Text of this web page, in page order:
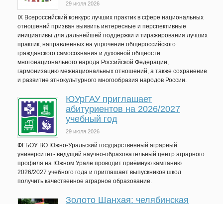
29 июля 2026
IX Всероссийский конкурс лучших практик в сфере национальных
отношений призван выявить интересные и перспективные
инициативы для дальнейшей поддержки и тиражирования лучших
практик, направленных на упрочение общероссийского
гражданского самосознания и духовной общности
многонационального народа Российской Федерации,
гармонизацию межнациональных отношений, а также сохранение
и развитие этнокультурного многообразия народов России.
ЮУрГАУ приглашает
абитуриентов на 2026/2027
учебный год
29 июля 2026
ФГБОУ ВО Южно-Уральский государственный аграрный
университет- ведущий научно-образовательный центр аграрного
профиля на Южном Урале проводит приёмную кампанию
2026/2027 учебного года и приглашает выпускников школ
получить качественное аграрное образование.
Золото Шанхая: челябинская